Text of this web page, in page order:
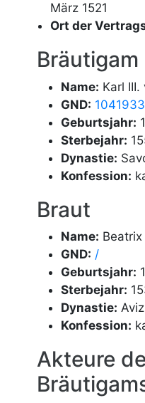
März 1521
Ort der
Bräutigam
Name: Karl III.
GND:
Geburtsjahr:
Sterbejahr:
Dynastie:
Konfession:
Braut
Name:
GND: /
Geburtsjahr:
Sterbejahr:
Dynastie: Aviz
Konfession:
Akteure